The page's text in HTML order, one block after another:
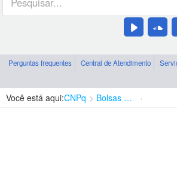
Perguntas frequentes Central de Atendimento
Você está aqui:CNPq Bolsas e Auxílios Vigentes